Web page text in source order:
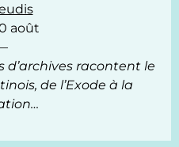
août
d’archives racontent le
de l’Exode à la